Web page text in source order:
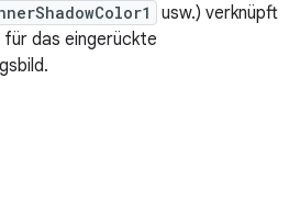
usw.) verknüpft
für das eingerückte